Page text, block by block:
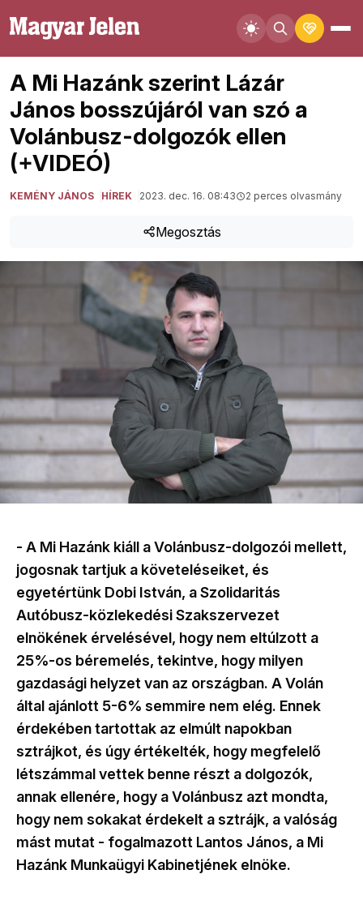
A Mi Hazánk szerint Lázár
János bosszújáról van szó a
Volánbusz-dolgozók ellen
(+VIDEÓ)
KEMÉNY JÁNOS HÍREK 2023. dec. 16. 08:43 2 perces olvasmány
Megosztás
- A Mi Hazánk kiáll a Volánbusz-dolgozói mellett,
jogosnak tartjuk a követeléseiket, és
egyetértünk Dobi István, a Szolidaritás
Autóbusz-közlekedési Szakszervezet
elnökének érvelésével, hogy nem eltúlzott a
25%-os béremelés, tekintve, hogy milyen
gazdasági helyzet van az országban. A Volán
által ajánlott 5-6% semmire nem elég. Ennek
érdekében tartottak az elmúlt napokban
sztrájkot, és úgy értékelték, hogy megfelelő
létszámmal vettek benne részt a dolgozók,
annak ellenére, hogy a Volánbusz azt mondta,
hogy nem sokakat érdekelt a sztrájk, a valóság
mást mutat - fogalmazott Lantos János, a Mi
Hazánk Munkaügyi Kabinetjének elnöke.